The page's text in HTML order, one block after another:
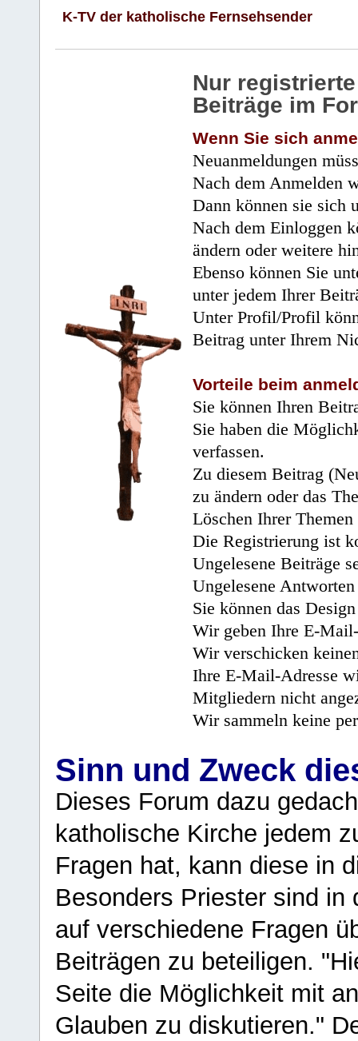
K-TV der katholische Fernsehsender
Nur
Beiträge im
Wenn Sie sich
Neuanmeldungen
Nach dem Anmelden
Dann können sie sich
Nach dem Einloggen
ändern oder weitere
Ebenso können Sie
unter jedem Ihrer
Unter Profil/Profil
Beitrag unter Ihrem
Vorteile beim
Sie können Ihren
Sie haben die
verfassen.
Zu diesem Beitrag
zu ändern oder das
Löschen Ihrer
Die Registrierung ist
Ungelesene Beiträge
Ungelesene
Sie können das
Wir geben Ihre E-
Wir verschicken
Ihre E-Mail-Adresse
Mitgliedern nicht
Wir sammeln keine
Sinn und Zweck
Dieses Forum dazu
katholische Kirche jedem
Fragen hat, kann diese in
Besonders Priester sind in
auf verschiedene Fragen
Beiträgen zu beteiligen.
Seite die Möglichkeit mit
Glauben zu diskutieren."